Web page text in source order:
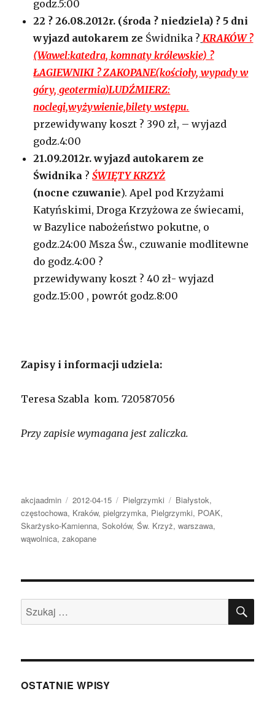
godz.5:00
22 ? 26.08.2012r. (środa ? niedziela) ? 5 dni
wyjazd autokarem ze Świdnika ? KRAKÓW ?
(Wawel:katedra, komnaty królewskie) ?
ŁAGIEWNIKI ? ZAKOPANE(kościoły, wypady w
góry, geotermia)LUDŹMIERZ:
noclegi,wyżywienie,bilety wstępu.
przewidywany koszt ? 390 zł, – wyjazd
godz.4:00
21.09.2012r. wyjazd autokarem ze
Świdnika ?ŚWIĘTY KRZYŻ
(nocne czuwanie). Apel pod Krzyżami
Katyńskimi, Droga Krzyżowa ze świecami,
w Bazylice nabożeństwo pokutne, o
godz.24:00 Msza Św., czuwanie modlitewne
do godz.4:00 ?
przewidywany koszt ? 40 zł- wyjazd
godz.15:00 , powrót godz.8:00
Zapisy i informacji udziela:
Teresa Szabla kom. 720587056
Przy zapisie wymagana jest zaliczka.
Autor
akcjaadmin Opublikowano
2012-04-15 Kategorie
Pielgrzymki Tagi
Białystok,
częstochowa, Kraków,pielgrzymka, Pielgrzymki, POAK,
Skarżysko-Kamienna,Sokołów,Św. Krzyż,warszawa,
wąwolnica,zakopane
Szukaj:
OSTATNIE WPISY